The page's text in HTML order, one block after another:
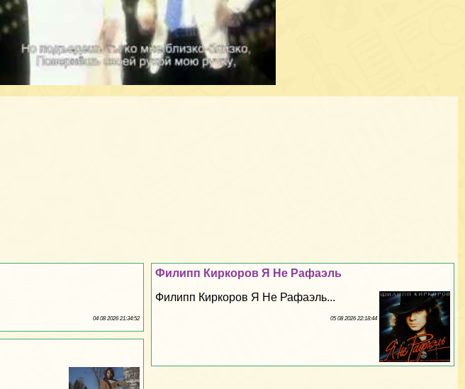
Филипп Киркоров Я Не Рафаэль
Филипп Киркоров Я Не Рафаэль...
05 08 2026 22:18:44
04 08 2026 21:34:52